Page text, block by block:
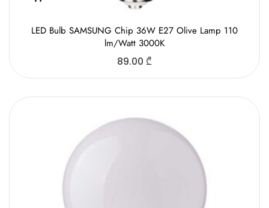
LED Bulb SAMSUNG Chip 36W E27 Olive Lamp 110
lm/Watt 3000K
89.00 ₾